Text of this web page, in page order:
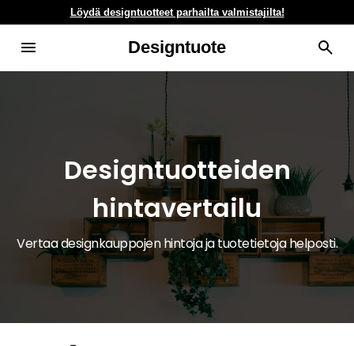
Löydä designtuotteet parhailta valmistajilta!
Designtuote
Designtuotteiden
hintavertailu
Vertaa designkauppojen hintoja ja tuotetietoja helposti.